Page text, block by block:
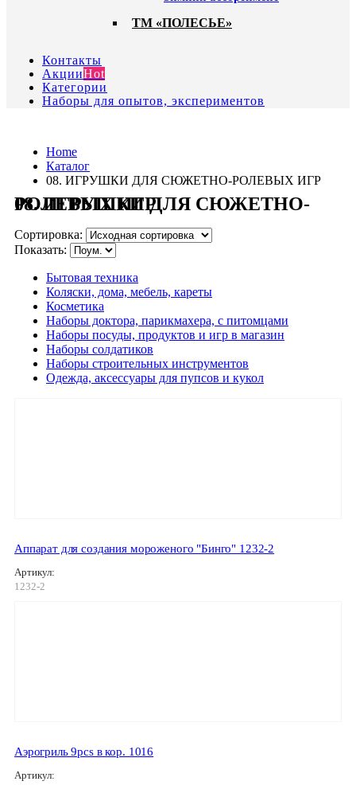
ТМ «ПОЛЕСЬЕ»
Контакты
АкцииHot
Категории
Наборы для опытов, экспериментов
Home
Каталог
08. ИГРУШКИ ДЛЯ СЮЖЕТНО-РОЛЕВЫХ ИГР
08. ИГРУШКИ ДЛЯ СЮЖЕТНО-РОЛЕВЫХ ИГР
Сортировка:
Показать:
Бытовая техника
Коляски, дома, мебель, кареты
Косметика
Наборы доктора, парикмахера, с питомцами
Наборы посуды, продуктов и игр в магазин
Наборы солдатиков
Наборы строительных инструментов
Одежда, аксессуары для пупсов и кукол
Аппарат для создания мороженого "Бинго" 1232-2
Артикул:
1232-2
Аэрогриль 9pcs в кор. 1016
Артикул: